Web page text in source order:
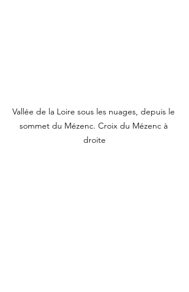
Vallée de la Loire sous les nuages, depuis le
sommet du Mézenc. Croix du Mézenc à
droite